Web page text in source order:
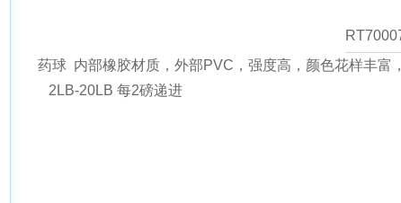
药球 内部橡胶材质，外部PVC，强度高，颜色花样丰
2LB-20LB 每2磅递进